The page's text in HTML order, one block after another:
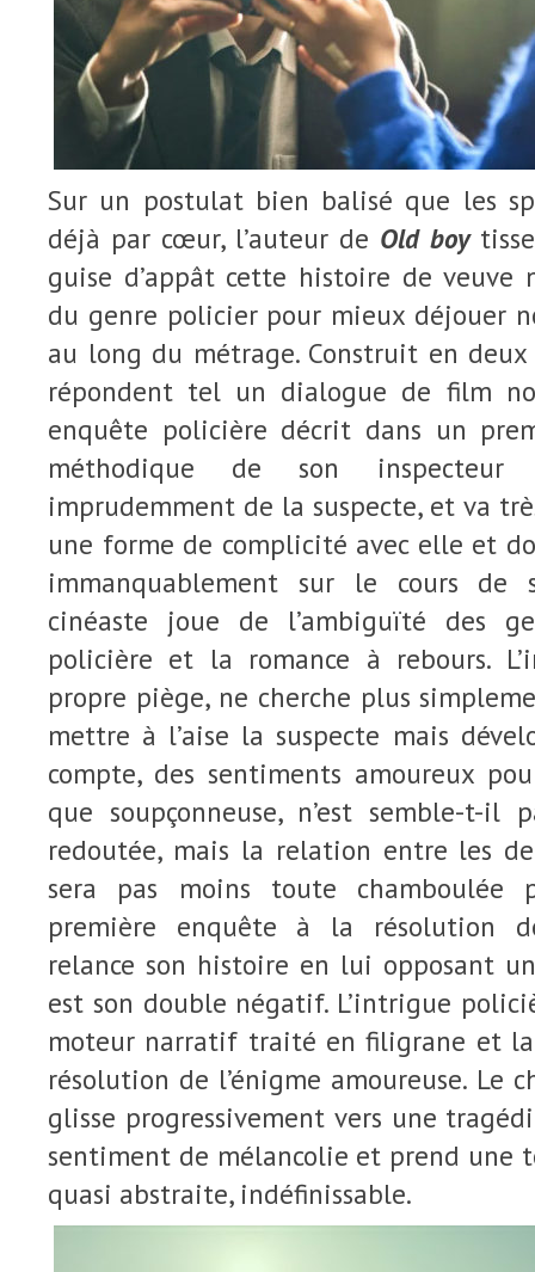
Sur un postulat bien balisé que les
déjà par cœur, l’auteur de Old boy
guise d’appât cette histoire de veuve
du genre policier pour mieux déjouer
au long du métrage. Construit en
répondent tel un dialogue de film
enquête policière décrit dans un
méthodique de son
imprudemment de la suspecte, et va
une forme de complicité avec elle et
immanquablement surle cours de
cinéaste joue de l’ambiguïté des
policière et la romance à rebours.
propre piège, ne cherche plus
mettre à l’aise la suspecte mais
compte, des sentiments amoureux
que soupçonneuse, n’est semble-t-il
redoutée, mais la relation entre les
sera pas moins toute chamboulée
première enquête à la résolution
relance son histoire en lui opposant
est son double négatif. L’intrigue
moteur narratif traité en filigrane et
résolution de l’énigme amoureuse. Le
glisse progressivement vers une
sentiment de mélancolie et prend une
quasi abstraite, indéfinissable.